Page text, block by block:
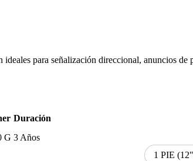
para señalización direccional, anuncios
Duración
G 3 Años
1 PIE